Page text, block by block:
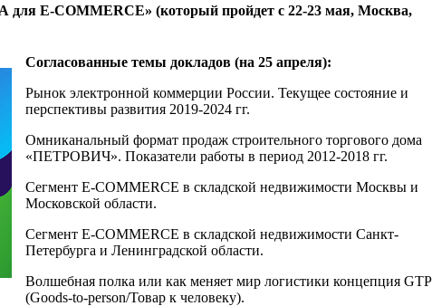
E-COMMERCE» (который пройдет с 22-23 мая, Москва,
Согласованные темы докладов (на 25 апреля):
Рынок электронной коммерции России. Текущее состояние и
перспективы развития 2019-2024 гг.
Омниканальный формат продаж строительного торгового дома
«ПЕТРОВИЧ». Показатели работы в период 2012-2018 гг.
Сегмент E-COMMERCE в складской недвижимости Москвы и
Московской области.
Сегмент E-COMMERCE в складской недвижимости Санкт-
Петербурга и Ленинградской области.
Волшебная полка или как меняет мир логистики концепция GTP
(Goods-to-person/Товар к человеку).